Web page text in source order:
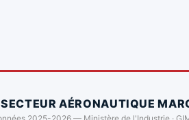
AÉRONAUTIQUE